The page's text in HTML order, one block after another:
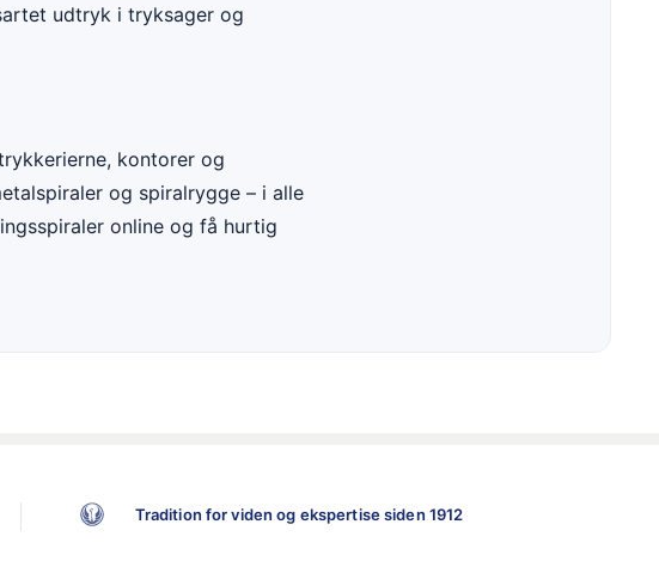
udtryk i tryksager og
kontorer og
og spiralrygge – i alle
online og få hurtig
Tradition for viden og ekspertise siden 1912